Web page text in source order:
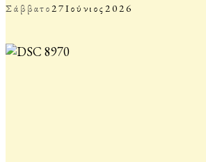
Σάββατο27Ιούνιος2026